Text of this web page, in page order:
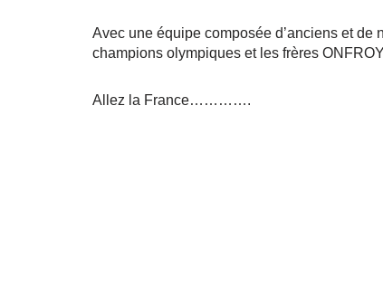
Avec une équipe composée d’anciens et
champions olympiques et les frères
Allez la France………….